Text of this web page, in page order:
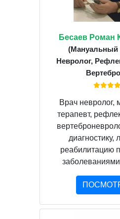
Бесаев Роман
(Мануальный
Невролог,
Врач невролог,
терапевт,
диагностику,
реабилитацию